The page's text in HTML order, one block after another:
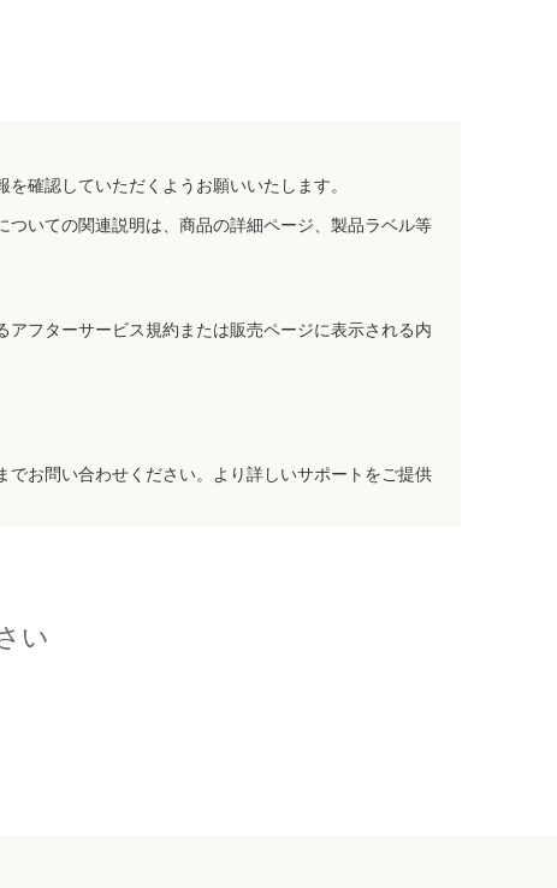
確認していただくようお願いいたします。
いての関連説明は、商品の詳細ページ、製品ラベル等
フターサービス規約または販売ページに表示される内
お問い合わせください。より詳しいサポートをご提供
い